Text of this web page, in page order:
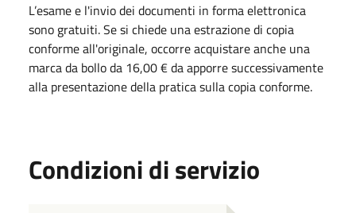
L’esame e l'invio dei documenti in forma elettronica
sono gratuiti. Se si chiede una estrazione di copia
conforme all'originale, occorre acquistare anche una
marca da bollo da 16,00 € da apporre successivamente
alla presentazione della pratica sulla copia conforme.
Condizioni di servizio